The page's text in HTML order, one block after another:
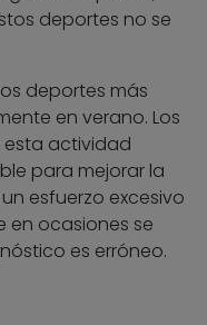
deportes no se
deportes más
en verano. Los
esta actividad
para mejorar la
esfuerzo excesivo
en ocasiones se
es erróneo.